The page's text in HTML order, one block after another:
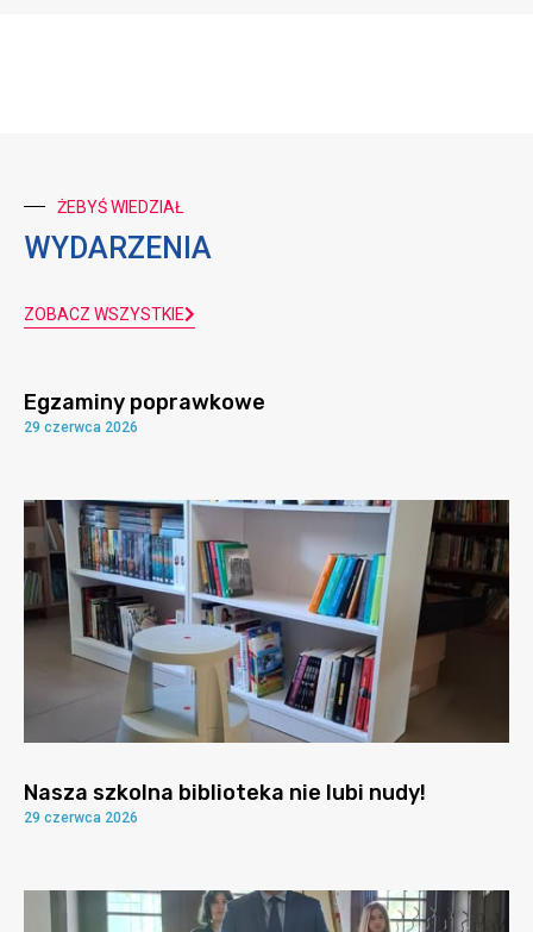
ŻEBYŚ WIEDZIAŁ
WYDARZENIA
ZOBACZ WSZYSTKIE
Egzaminy poprawkowe
29 czerwca 2026
Nasza szkolna biblioteka nie lubi nudy!
29 czerwca 2026